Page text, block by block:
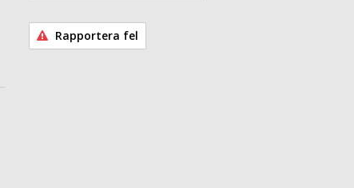
Rapportera fel